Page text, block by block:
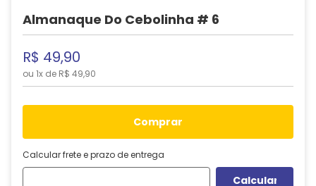
Almanaque Do Cebolinha # 6
R$ 49,90
ou 1x de R$ 49,90
comprar
Calcular frete e prazo de entrega